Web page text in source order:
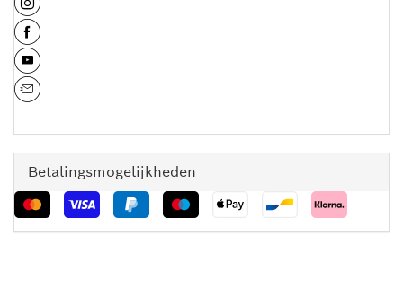
Betalingsmogelijkheden